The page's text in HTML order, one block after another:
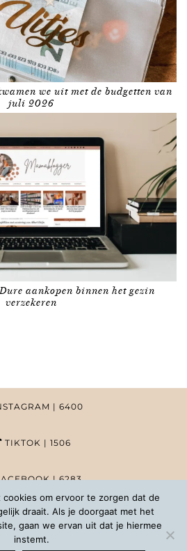
we uit met de budgetten van
juli 2026
aankopen binnen het gezin
verzekeren
| 6400
TIKTOK | 1506
| 6283
| 1020
cookies om ervoor te zorgen dat de
draait. Als je doorgaat met het
gaan we ervan uit dat je hiermee
instemt.